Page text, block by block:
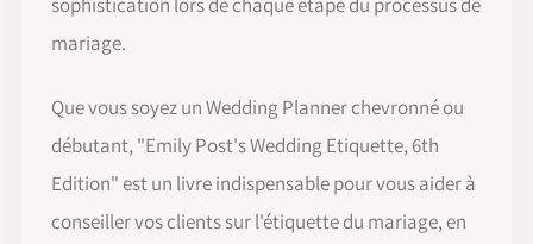
mariage.
Que vous soyez un Wedding Planner chevronné ou
débutant, "Emily Post's Wedding Etiquette, 6th
Edition" est un livre indispensable pour vous aider à
conseiller vos clients sur l'étiquette du mariage, en